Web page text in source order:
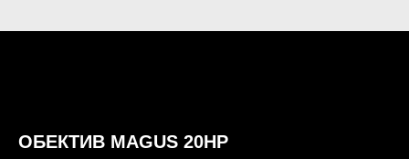
ОБЕКТИВ MAGUS 20HP